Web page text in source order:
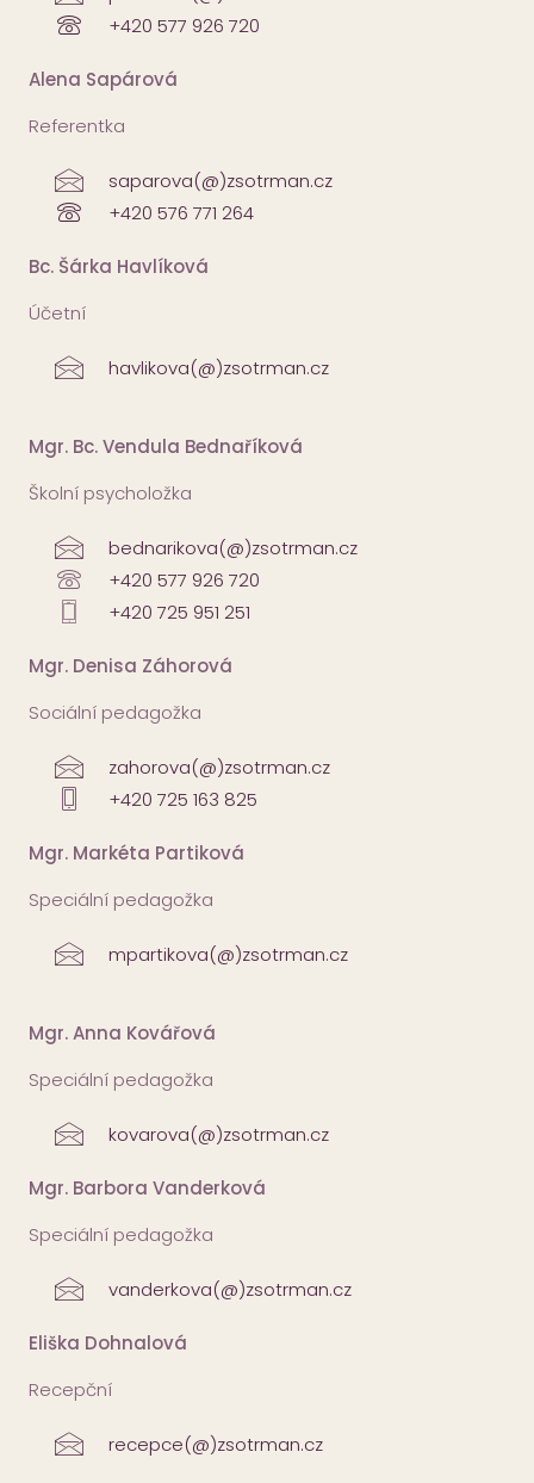
+420 577 926 720
Alena Sapárová
Referentka
saparova(@)zsotrman.cz
+420 576 771 264
Bc. Šárka Havlíková
Účetní
havlikova(@)zsotrman.cz
Mgr. Bc. Vendula Bednaříková
Školní psycholožka
bednarikova(@)zsotrman.cz
+420 577 926 720
+420 725 951 251
Mgr. Denisa Záhorová
Sociální pedagožka
zahorova(@)zsotrman.cz
+420 725 163 825
Mgr. Markéta Partiková
Speciální pedagožka
mpartikova(@)zsotrman.cz
Mgr. Anna Kovářová
Speciální pedagožka
kovarova(@)zsotrman.cz
Mgr. Barbora Vanderková
Speciální pedagožka
vanderkova(@)zsotrman.cz
Eliška Dohnalová
Recepční
recepce(@)zsotrman.cz